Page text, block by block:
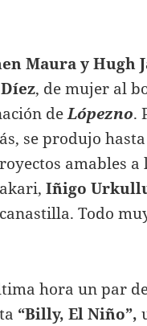
Maura y Hugh
, de mujer al
deLópezno.
se produjo
amables a
Iñigo
Todo
hora un par
“Billy, El Niño”,